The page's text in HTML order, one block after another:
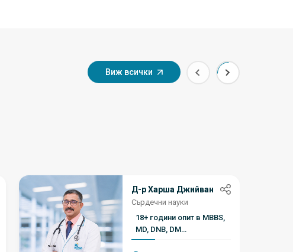
Д-р Харша Джийван
Сърдечни науки
18+ години опит в MBBS,
MD, DNB, DM
Кардиология
Виж всички